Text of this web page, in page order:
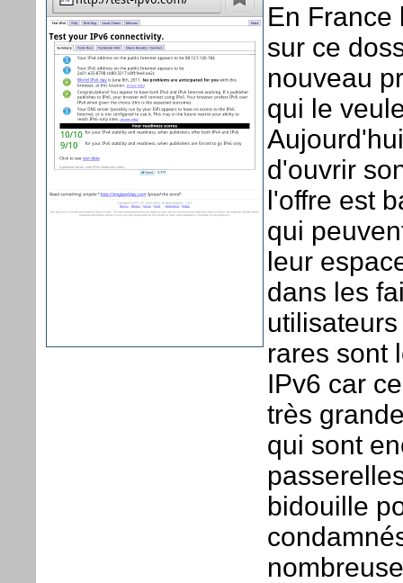
En France
sur ce
nouveau
qui le
d'ouvrir
l'offre est
qui
leur
dans les
rares sont
IPv6 car
très
qui sont
bidouille